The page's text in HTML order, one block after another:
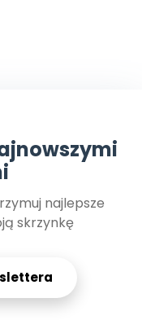
najlepsze
skrzynkę